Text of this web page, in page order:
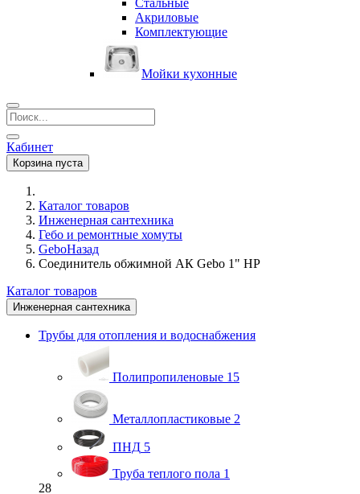
Стальные
Акриловые
Комплектующие
Мойки кухонные
Кабинет
Корзина пуста
Каталог товаров
Инженерная сантехника
Гебо и ремонтные хомуты
GeboНазад
Соединитель обжимной АК Gebo 1" НР
Каталог товаров
Инженерная сантехника
Трубы для отопления и водоснабжения
Полипропиленовые 15
Металлопластиковые 2
ПНД 5
Труба теплого пола 1
28